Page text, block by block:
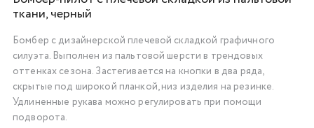
ткани, черный
Бомбер с дизайнерской плечевой складкой графичного
силуэта. Выполнен из пальтовой шерсти в трендовых
оттенках сезона. Застегивается на кнопки в два ряда,
скрытые под широкой планкой, низ изделия на резинке.
Удлиненные рукава можно регулировать при помощи
подворота.
Подробнее
об оплате Плайтом